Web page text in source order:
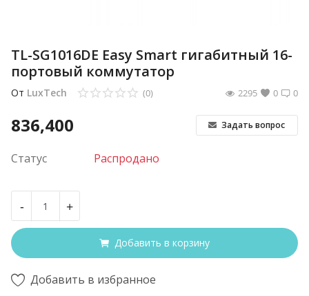
TL-SG1016DE Easy Smart гигабитный 16-
портовый коммутатор
От LuxTech 0
(0) 0
2295
836,400 Задать вопрос
Статус Распродано
- +
Добавить в корзину
Добавить в избранное